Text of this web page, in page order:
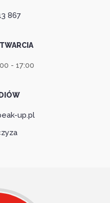
867
- 17:00
up.pl